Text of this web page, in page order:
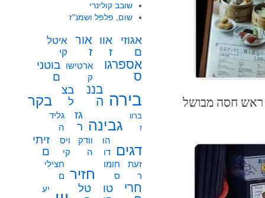
ראש חסה מבושל
שובב קולינרי
שום, פלפל ושמנ"ז
אגוזי
ם
אוו
ז
אור
ז
איטל
קי
אספרגו
ס
ארטישו
ק
בוטני
ם
בירה
בננ
ה
בצ
ל
בקר
ברוו
ז
גבינה
גז
ר
גליד
ה
דגים
הו
דו
וודק
ה
ויס
קי
זיתי
ם
זעת
ר
חומו
ס
חזיר
חצילי
ם
חרי
טו
טל
יע